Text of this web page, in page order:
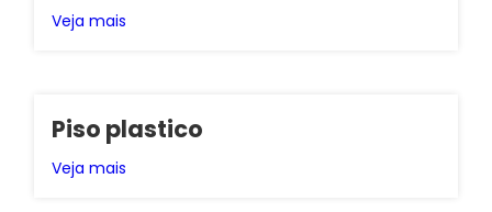
Veja mais
Piso plastico
Veja mais